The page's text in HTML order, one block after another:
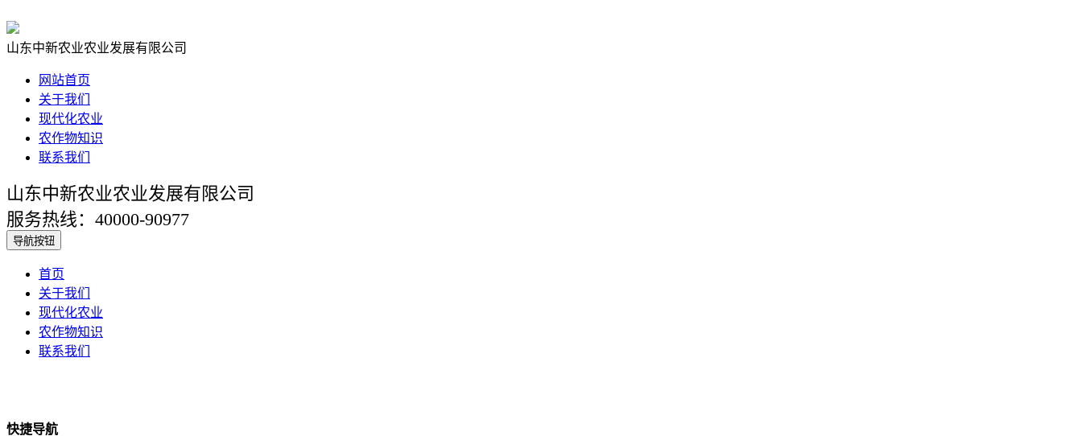
山东中新农业农业发展有限公司
网站首页
关于我们
现代化农业
农作物知识
联系我们
山东中新农业农业发展有限公司
服务热线：40000-90977
导航按钮
首页
关于我们
现代化农业
农作物知识
联系我们
快捷导航